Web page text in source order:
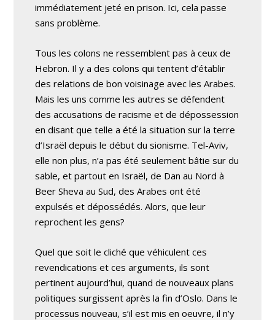
immédiatement jeté en prison. Ici, cela passe
sans problème.
Tous les colons ne ressemblent pas à ceux de
Hebron. Il y a des colons qui tentent d’établir
des relations de bon voisinage avec les Arabes.
Mais les uns comme les autres se défendent
des accusations de racisme et de dépossession
en disant que telle a été la situation sur la terre
d’Israël depuis le début du sionisme. Tel-Aviv,
elle non plus, n’a pas été seulement bâtie sur du
sable, et partout en Israël, de Dan au Nord à
Beer Sheva au Sud, des Arabes ont été
expulsés et dépossédés. Alors, que leur
reprochent les gens?
Quel que soit le cliché que véhiculent ces
revendications et ces arguments, ils sont
pertinent aujourd’hui, quand de nouveaux plans
politiques surgissent après la fin d’Oslo. Dans le
processus nouveau, s’il est mis en oeuvre, il n’y